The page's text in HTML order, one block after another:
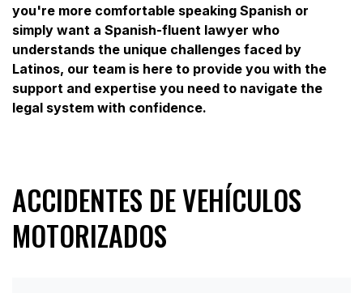
you're more comfortable speaking Spanish or
simply want a Spanish-fluent lawyer who
understands the unique challenges faced by
Latinos, our team is here to provide you with the
support and expertise you need to navigate the
legal system with confidence.
ACCIDENTES DE VEHÍCULOS
MOTORIZADOS